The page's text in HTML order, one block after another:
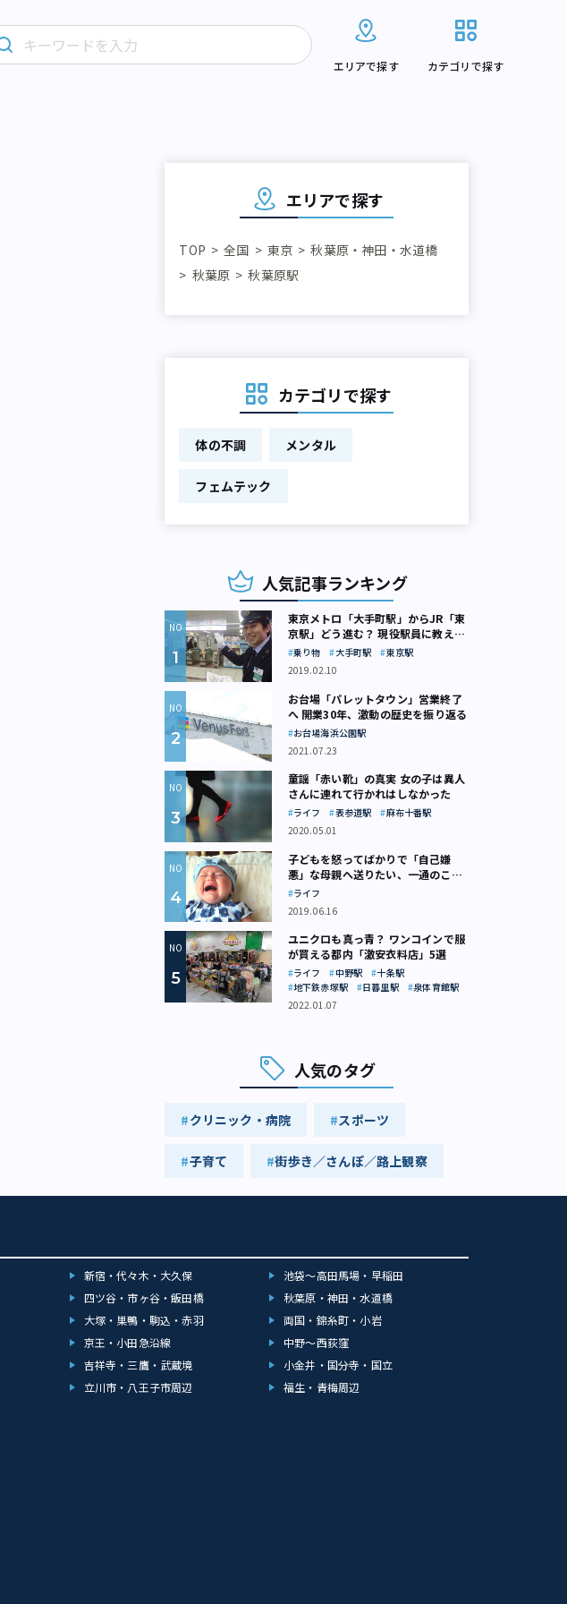
エリアで探す カテゴリで探す
エリアで探す
TOP 全国 東京
秋葉原・神田・水道橋
秋葉原
秋葉原駅
カテゴリで探す
体の不調 メンタル
フェムテック
人気記事ランキング
東京メトロ「大手町駅」からJR「東
京駅」どう進む？ 現役駅員に教えて
もらいました
乗り物 大手町駅
東京駅
2019.02.10
お台場「パレットタウン」営業終了
へ 開業30年、激動の歴史を振り返る
お台場海浜公園駅
2021.07.23
童謡「赤い靴」の真実 女の子は異人
さんに連れて行かれはしなかった
ライフ 表参道駅
麻布十番駅
2020.05.01
子どもを怒ってばかりで「自己嫌
悪」な母親へ送りたい、一通のここ
ろの処方箋
ライフ
2019.06.16
ユニクロも真っ青？ ワンコインで服
が買える都内「激安衣料店」5選
ライフ 中野駅
十条駅
地下鉄赤塚駅
日暮里駅
泉体育館駅
2022.01.07
人気のタグ
クリニック・病院 スポーツ
子育て 街歩き／さんぽ／路上観察
新宿・代々木・大久保
池袋～高田馬場・早稲田
四ツ谷・市ヶ谷・飯田橋
秋葉原・神田・水道橋
大塚・巣鴨・駒込・赤羽
両国・錦糸町・小岩
京王・小田急沿線
中野～西荻窪
吉祥寺・三鷹・武蔵境
小金井・国分寺・国立
立川市・八王子市周辺 福生・青梅周辺